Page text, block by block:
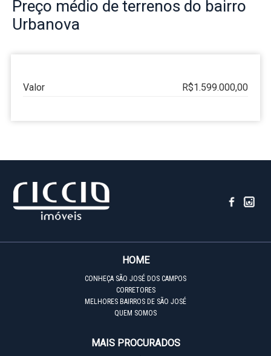
Preço médio de terrenos do bairro
Urbanova
Valor R$1.599.000,00
HOME
CONHEÇA SÃO JOSÉ DOS CAMPOS
CORRETORES
MELHORES BAIRROS DE SÃO JOSÉ
QUEM SOMOS
MAIS PROCURADOS